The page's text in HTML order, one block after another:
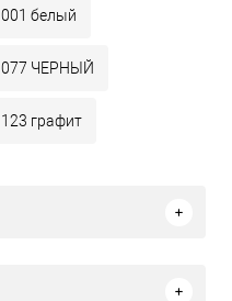
001 белый
077 ЧЕРНЫЙ
123 графит